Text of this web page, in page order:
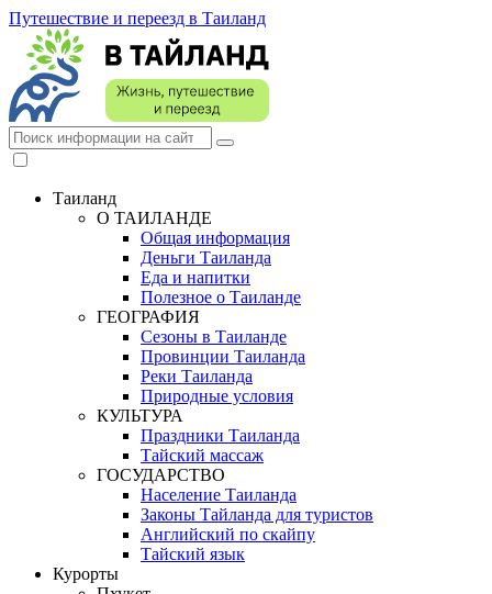
Путешествие и переезд в Таиланд
Таиланд
О ТАИЛАНДЕ
Общая информация
Деньги Таиланда
Еда и напитки
Полезное о Таиланде
ГЕОГРАФИЯ
Сезоны в Таиланде
Провинции Таиланда
Реки Таиланда
Природные условия
КУЛЬТУРА
Праздники Таиланда
Тайский массаж
ГОСУДАРСТВО
Население Таиланда
Законы Тайланда для туристов
Английский по скайпу
Тайский язык
Курорты